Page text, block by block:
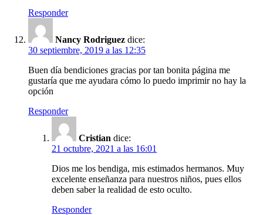
Responder
Nancy Rodriguez dice:
30 septiembre, 2019 a las 12:35
Buen día bendiciones gracias por tan bonita página me
gustaría que me ayudara cómo lo puedo imprimir no hay la
opción
Responder
Cristian dice:
21 octubre, 2021 a las 16:01
Dios me los bendiga, mis estimados hermanos. Muy
excelente enseñanza para nuestros niños, pues ellos
deben saber la realidad de esto oculto.
Responder